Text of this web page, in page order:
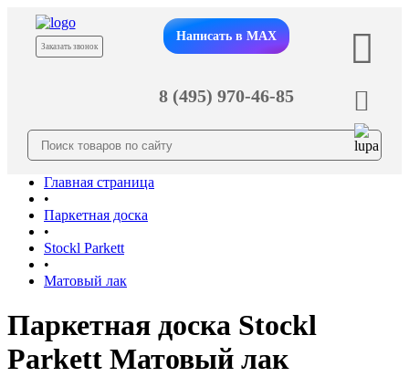
Заказать звонок
Написать в MAX
8 (495) 970-46-85
Главная страница
•
Паркетная доска
•
Stockl Parkett
•
Матовый лак
Паркетная доска Stockl
Parkett Матовый лак